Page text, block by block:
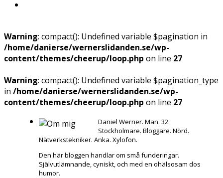
Warning: compact(): Undefined variable $pagination in
/home/danierse/wernerslidanden.se/wp-
content/themes/cheerup/loop.php on line 27
Warning: compact(): Undefined variable $pagination_type
in /home/danierse/wernerslidanden.se/wp-
content/themes/cheerup/loop.php on line 27
Daniel Werner. Man. 32.
Stockholmare. Bloggare. Nörd.
Nätverkstekniker. Anka. Xylofon.
Den här bloggen handlar om små funderingar.
Självutlämnande, cyniskt, och med en ohälsosam dos
humor.